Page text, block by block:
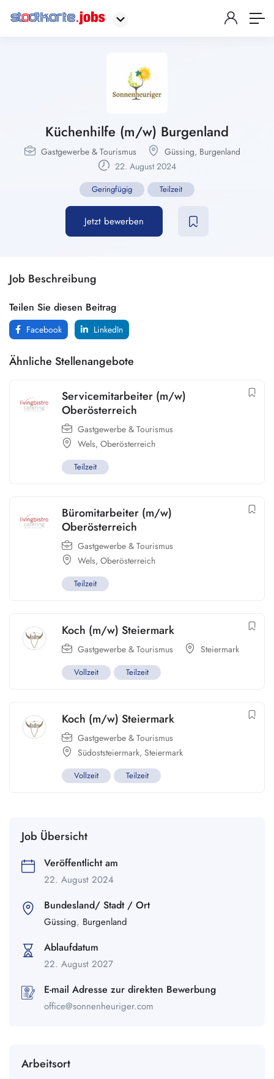
Küchenhilfe (m/w) Burgenland
Gastgewerbe & Tourismus Güssing, Burgenland
22. August 2024
Geringfügig Teilzeit
Jetzt bewerben
Job Beschreibung
Teilen Sie diesen Beitrag
Facebook LinkedIn
Ähnliche Stellenangebote
Servicemitarbeiter (m/w)
Oberösterreich
Gastgewerbe & Tourismus
Wels, Oberösterreich
Teilzeit
Büromitarbeiter (m/w)
Oberösterreich
Gastgewerbe & Tourismus
Wels, Oberösterreich
Teilzeit
Koch (m/w) Steiermark
Gastgewerbe & Tourismus Steiermark
Vollzeit Teilzeit
Koch (m/w) Steiermark
Gastgewerbe & Tourismus
Südoststeiermark, Steiermark
Vollzeit Teilzeit
Job Übersicht
Veröffentlicht am
22. August 2024
Bundesland/ Stadt / Ort
Güssing, Burgenland
Ablaufdatum
22. August 2027
E-mail Adresse zur direkten Bewerbung
office@sonnenheuriger.com
Arbeitsort